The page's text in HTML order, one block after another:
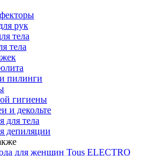
рук
тела
тела
пилинги
гигиены
и декольте
тела
депиляции
для женщин Tous ELECTRO